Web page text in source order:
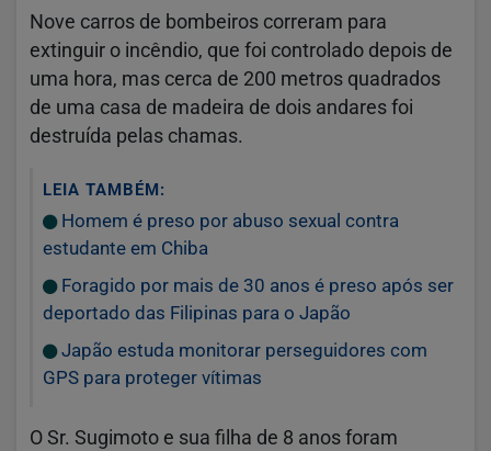
Nove carros de bombeiros correram para
extinguir o incêndio, que foi controlado depois de
uma hora, mas cerca de 200 metros quadrados
de uma casa de madeira de dois andares foi
destruída pelas chamas.
LEIA TAMBÉM:
Homem é preso por abuso sexual contra
estudante em Chiba
Foragido por mais de 30 anos é preso após ser
deportado das Filipinas para o Japão
Japão estuda monitorar perseguidores com
GPS para proteger vítimas
O Sr. Sugimoto e sua filha de 8 anos foram